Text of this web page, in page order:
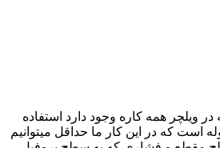
ویلچر همه کاره وجود دارد استفاده
است که در این کار ما حداقل میتوانیم